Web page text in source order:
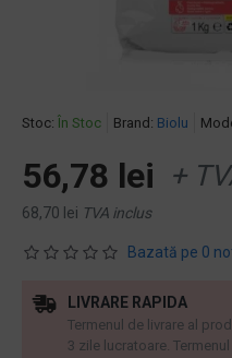
Stoc: În Stoc Brand: Biolu
Bazată pe 0
56,78 lei +
68,70 lei TVA inclus
LIVRARE RAPIDA
Termenul de livrare al
3 zile lucratoare.